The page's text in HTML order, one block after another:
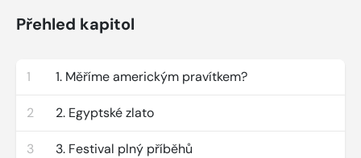
Přehled kapitol
1 1. Měříme americkým pravítkem?
2 2. Egyptské zlato
3 3. Festival plný příběhů